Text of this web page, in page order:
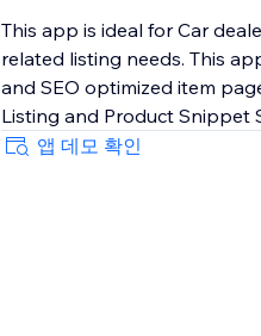
This app is ideal for Car
related listing needs. This app creates dedicated CMS collections, advanced listing pages, filters,
and SEO optimized item
Listing and Product Snippet
앱 데모 확인